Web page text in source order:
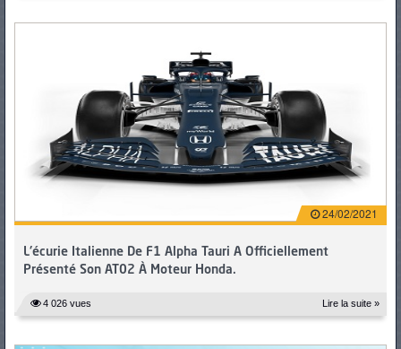
24/02/2021
L'écurie Italienne De F1 Alpha Tauri A Officiellement
Présenté Son AT02 À Moteur Honda.
4 026 vues Lire la suite »